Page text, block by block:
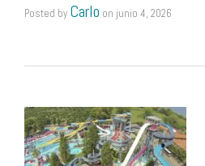
Posted by Carlo on junio 4, 2026